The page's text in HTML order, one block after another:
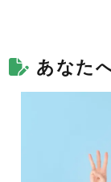
あなた